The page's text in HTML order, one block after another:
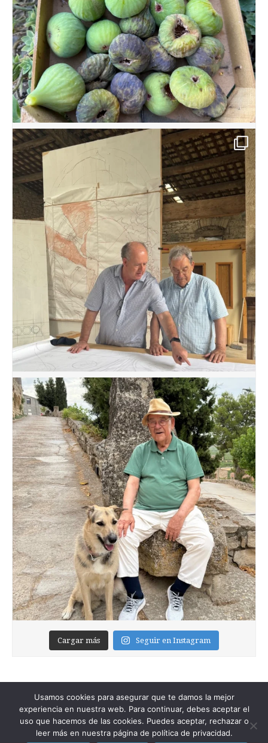
Cargar más Seguir en Instagram
Copyright © 2026 Foixblog . All Rights Reserved.
Usamos cookies para asegurar que te damos la mejor
experiencia en nuestra web. Para continuar, debes aceptar el
uso que hacemos de las cookies. Puedes aceptar, rechazar o
leer más en nuestra página de política de privacidad.